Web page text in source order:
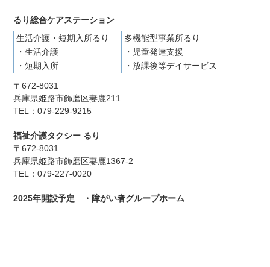
るり総合ケアステーション
生活介護・短期入所るり
・生活介護
・短期入所
多機能型事業所るり
・児童発達支援
・放課後等デイサービス
〒672-8031
兵庫県姫路市飾磨区妻鹿211
TEL：079-229-9215
福祉介護タクシー るり
〒672-8031
兵庫県姫路市飾磨区妻鹿1367-2
TEL：079-227-0020
2025年開設予定 ・障がい者グループホーム